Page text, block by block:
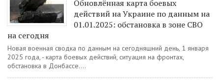
Обновлённая карта боевых
действий на Украине по данным на
01.01.2025: обстановка в зоне СВО
на сегодня
Новая военная сводка по данным на сегодняшний день, 1 января
2025 года, - карта боевых действий, ситуация на фронтах,
обстановка в Донбассе....